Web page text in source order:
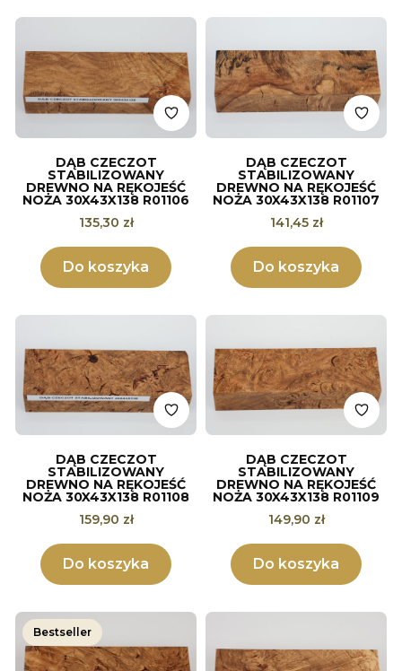
DĄB CZECZOT
STABILIZOWANY
DREWNO NA RĘKOJEŚĆ
NOŻA 30X43X138 R01106
Cena
135,30 zł
Do koszyka
DĄB CZECZOT
STABILIZOWANY
DREWNO NA RĘKOJEŚĆ
NOŻA 30X43X138 R01107
Cena
141,45 zł
Do koszyka
DĄB CZECZOT
STABILIZOWANY
DREWNO NA RĘKOJEŚĆ
NOŻA 30X43X138 R01108
Cena
159,90 zł
Do koszyka
DĄB CZECZOT
STABILIZOWANY
DREWNO NA RĘKOJEŚĆ
NOŻA 30X43X138 R01109
Cena
149,90 zł
Do koszyka
Bestseller